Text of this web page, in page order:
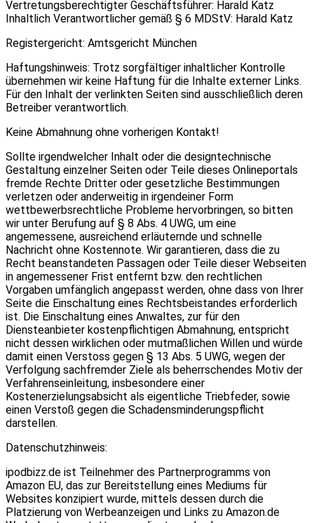
Vertretungsberechtigter Geschäftsführer: Harald Katz
Inhaltlich Verantwortlicher gemäß § 6 MDStV: Harald Katz
Registergericht: Amtsgericht München
Haftungshinweis: Trotz sorgfältiger inhaltlicher Kontrolle
übernehmen wir keine Haftung für die Inhalte externer Links.
Für den Inhalt der verlinkten Seiten sind ausschließlich deren
Betreiber verantwortlich.
Keine Abmahnung ohne vorherigen Kontakt!
Sollte irgendwelcher Inhalt oder die designtechnische
Gestaltung einzelner Seiten oder Teile dieses Onlineportals
fremde Rechte Dritter oder gesetzliche Bestimmungen
verletzen oder anderweitig in irgendeiner Form
wettbewerbsrechtliche Probleme hervorbringen, so bitten
wir unter Berufung auf § 8 Abs. 4 UWG, um eine
angemessene, ausreichend erläuternde und schnelle
Nachricht ohne Kostennote. Wir garantieren, dass die zu
Recht beanstandeten Passagen oder Teile dieser Webseiten
in angemessener Frist entfernt bzw. den rechtlichen
Vorgaben umfänglich angepasst werden, ohne dass von Ihrer
Seite die Einschaltung eines Rechtsbeistandes erforderlich
ist. Die Einschaltung eines Anwaltes, zur für den
Diensteanbieter kostenpflichtigen Abmahnung, entspricht
nicht dessen wirklichen oder mutmaßlichen Willen und würde
damit einen Verstoss gegen § 13 Abs. 5 UWG, wegen der
Verfolgung sachfremder Ziele als beherrschendes Motiv der
Verfahrenseinleitung, insbesondere einer
Kostenerzielungsabsicht als eigentliche Triebfeder, sowie
einen Verstoß gegen die Schadensminderungspflicht
darstellen.
Datenschutzhinweis:
ipodbizz.de ist Teilnehmer des Partnerprogramms von
Amazon EU, das zur Bereitstellung eines Mediums für
Websites konzipiert wurde, mittels dessen durch die
Platzierung von Werbeanzeigen und Links zu Amazon.de